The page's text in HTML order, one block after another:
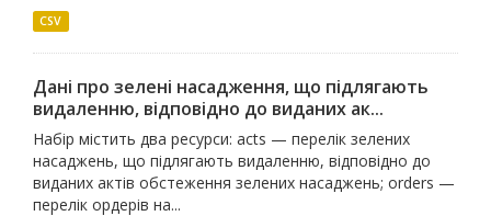
CSV
Дані про зелені насадження, що підлягають
видаленню, відповідно до виданих ак...
Набір містить два ресурси: acts — перелік зелених
насаджень, що підлягають видаленню, відповідно до
виданих актів обстеження зелених насаджень; orders —
перелік ордерів на...